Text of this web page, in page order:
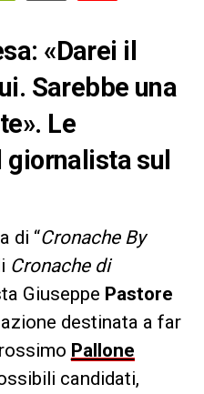
«Darei il
Sarebbe una
Le
sul
di “Cronache By
Cronache di
Giuseppe Pastore
destinata a far
Pallone
candidati,